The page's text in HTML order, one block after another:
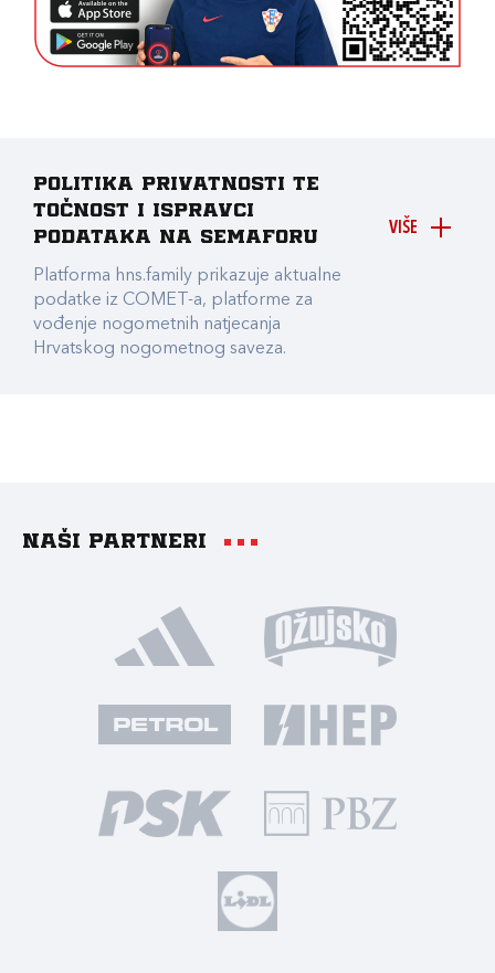
VIŠE
Politika privatnosti te
točnost i ispravci
podataka na Semaforu
Platforma hns.family prikazuje aktualne
podatke iz COMET-a, platforme za
vođenje nogometnih natjecanja
Hrvatskog nogometnog saveza.
Naši partneri